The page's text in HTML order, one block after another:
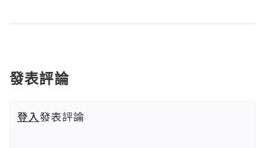
發表評論
登入發表評論